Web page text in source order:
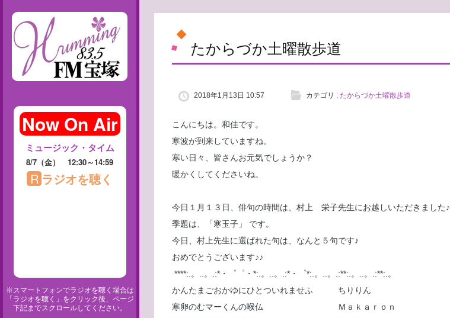
※スマートフォンでラジオを聴く場合は
「ラジオを聴く」をクリック後、ページ
下記までスクロールしてください。
たからづか土曜散歩道
2018年1月13日 10:57 カテゴリ : たからづか土曜散歩道
こんにちは。和佳です。
寒波が到来していますね。
寒い日々、皆さんお元気でしょうか？
暖かくしてくださいね。
今日１月１３日、俳句の時間は、村上 栄子先生にお越しいただきました♪
季題は、「寒玉子」 です。
今日、村上先生に選ばれた句は、なんと５句です♪
おめでとうございます♪♪
****:.。..。.:*・゜゜・*:.。..。.:*・゜*:.。..。.:**:.。..。.:**:.。
かんたまごおかゆにひとついれませふ ちりりん
寒卵のむマーくんの喉仏 Ｍａｋａｒｏｎ